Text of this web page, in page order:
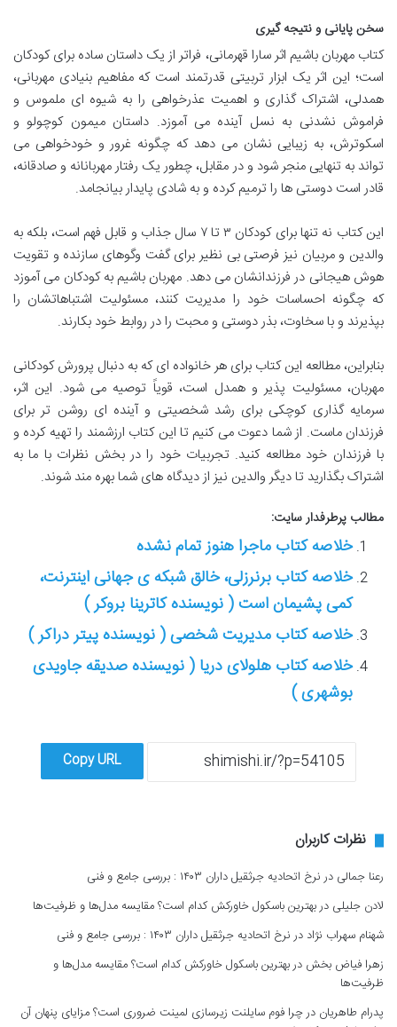
سخن پایانی و نتیجه گیری
کتاب مهربان باشیم اثر سارا قهرمانی، فراتر از یک داستان ساده برای کودکان
است؛ این اثر یک ابزار تربیتی قدرتمند است که مفاهیم بنیادی مهربانی،
همدلی، اشتراک گذاری و اهمیت عذرخواهی را به شیوه ای ملموس و
فراموش نشدنی به نسل آینده می آموزد. داستان میمون کوچولو و
اسکوترش، به زیبایی نشان می دهد که چگونه غرور و خودخواهی می
تواند به تنهایی منجر شود و در مقابل، چطور یک رفتار مهربانانه و صادقانه،
قادر است دوستی ها را ترمیم کرده و به شادی پایدار بیانجامد.
این کتاب نه تنها برای کودکان ۳ تا ۷ سال جذاب و قابل فهم است، بلکه به
والدین و مربیان نیز فرصتی بی نظیر برای گفت وگوهای سازنده و تقویت
هوش هیجانی در فرزندانشان می دهد. مهربان باشیم به کودکان می آموزد
که چگونه احساسات خود را مدیریت کنند، مسئولیت اشتباهاتشان را
بپذیرند و با سخاوت، بذر دوستی و محبت را در روابط خود بکارند.
بنابراین، مطالعه این کتاب برای هر خانواده ای که به دنبال پرورش کودکانی
مهربان، مسئولیت پذیر و همدل است، قویاً توصیه می شود. این اثر،
سرمایه گذاری کوچکی برای رشد شخصیتی و آینده ای روشن تر برای
فرزندان ماست. از شما دعوت می کنیم تا این کتاب ارزشمند را تهیه کرده و
با فرزندان خود مطالعه کنید. تجربیات خود را در بخش نظرات با ما به
اشتراک بگذارید تا دیگر والدین نیز از دیدگاه های شما بهره مند شوند.
مطالب پرطرفدار سایت:
خلاصه کتاب ماجرا هنوز تمام نشده
خلاصه کتاب برنرزلی، خالق شبکه ی جهانی اینترنت،
کمی پشیمان است ( نویسنده کاترینا بروکر )
خلاصه کتاب مدیریت شخصی ( نویسنده پیتر دراکر )
خلاصه کتاب هلولای دریا ( نویسنده صدیقه جاویدی
بوشهری )
Copy URL
نظرات کاربران
رعنا جمالی درنرخ اتحادیه جرثقیل داران ۱۴۰۳ : بررسی جامع و فنی
لادن جلیلی دربهترین باسکول خاورکش کدام است؟ مقایسه مدل‌ها و ظرفیت‌ها
شهنام سهراب نژاد درنرخ اتحادیه جرثقیل داران ۱۴۰۳ : بررسی جامع و فنی
زهرا فیاض بخش دربهترین باسکول خاورکش کدام است؟ مقایسه مدل‌ها و
ظرفیت‌ها
پدرام طاهریان درچرا فوم سایلنت زیرسازی لمینت ضروری است؟ مزایای پنهان آن